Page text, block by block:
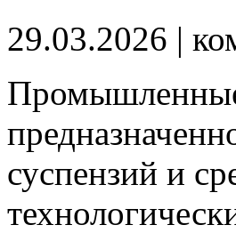
29.03.2026 |
суспензий и